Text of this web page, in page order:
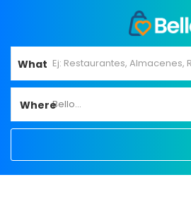
What
WhereBello...